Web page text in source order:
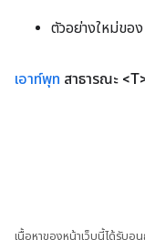
ตัวอย่างใหม่ขอ
เอาท์พุท สาธารณะ
เนื้อหาของหน้าเว็บนี้ได้รับอ